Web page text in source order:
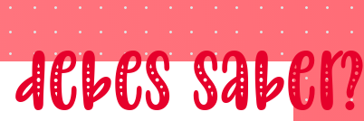
debes saber?